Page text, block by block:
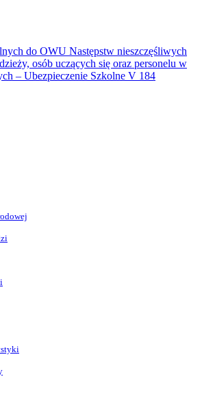
do OWU Następstw nieszczęśliwych
osób uczących się oraz personelu w
– Ubezpieczenie Szkolne V 184